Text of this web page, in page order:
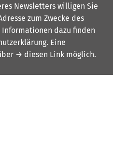
Newsletters willigen Sie
zum Zwecke des
Informationen dazu finden
. Eine
→ diesen Link möglich.